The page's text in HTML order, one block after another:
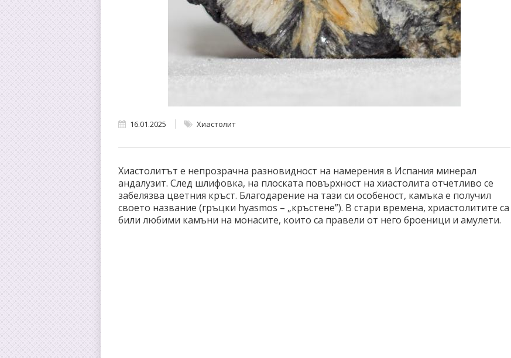
16.01.2025 Хиастолит
Хиастолитът е непрозрачна разновидност на намерения в Испания минерал
андалузит. След шлифовка, на плоската повърхност на хиастолита отчетливо се
забелязва цветния кръст. Благодарение на тази си особеност, камъка е получил
своето название (гръцки hyasmos – „кръстене”). В стари времена, хриастолитите са
били любими камъни на монасите, които са правели от него броеници и амулети.